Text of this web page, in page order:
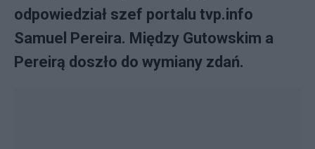
odpowiedział szef portalu tvp.info
Samuel Pereira. Między Gutowskim a
Pereirą doszło do wymiany zdań.